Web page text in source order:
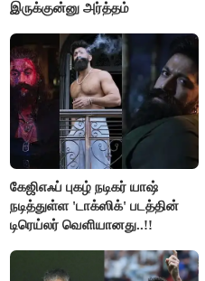
இருக்குன்னு அர்த்தம்
கேஜிஎஃப் புகழ் நடிகர் யாஷ்
நடித்துள்ள 'டாக்‌ஸிக்' படத்தின்
டிரெய்லர் வெளியானது..!!